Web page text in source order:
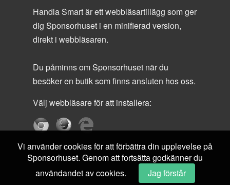
Handla Smart är ett webbläsartillägg som ger
dig Sponsorhuset i en minifierad version,
direkt i webbläsaren.
Du påminns om Sponsorhuset när du
besöker en butik som finns ansluten hos oss.
Välj webbläsare för att installera:
Vi använder cookies för att förbättra din upplevelse på
Sponsorhuset. Genom att fortsätta godkänner du
användandet av cookies.
Jag förstår